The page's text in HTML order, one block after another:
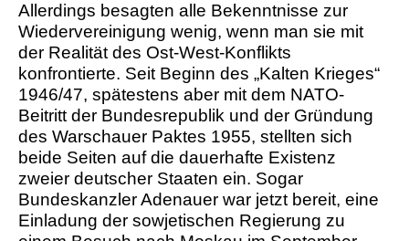
Allerdings besagten alle Bekenntnisse zur
Wiedervereinigung wenig, wenn man sie mit
der Realität des Ost-West-Konflikts
konfrontierte. Seit Beginn des „Kalten Krieges“
1946/47, spätestens aber mit dem NATO-
Beitritt der Bundesrepublik und der Gründung
des Warschauer Paktes 1955, stellten sich
beide Seiten auf die dauerhafte Existenz
zweier deutscher Staaten ein. Sogar
Bundeskanzler Adenauer war jetzt bereit, eine
Einladung der sowjetischen Regierung zu